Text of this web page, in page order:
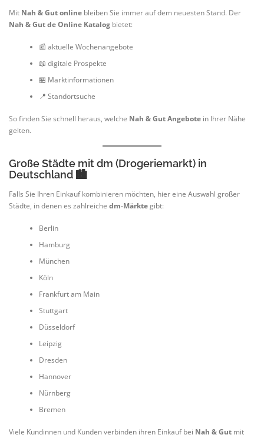
Mit Nah & Gut online bleiben Sie immer auf dem neuesten Stand. Der
Nah & Gut de Online Katalog bietet:
📰 aktuelle Wochenangebote
📖 digitale Prospekte
🏪 Marktinformationen
📍 Standortsuche
So finden Sie schnell heraus, welche Nah & Gut Angebote in Ihrer Nähe
gelten.
Große Städte mit dm (Drogeriemarkt) in
Deutschland 🏙️
Falls Sie Ihren Einkauf kombinieren möchten, hier eine Auswahl großer
Städte, in denen es zahlreiche dm-Märktegibt:
Berlin
Hamburg
München
Köln
Frankfurt am Main
Stuttgart
Düsseldorf
Leipzig
Dresden
Hannover
Nürnberg
Bremen
Viele Kundinnen und Kunden verbinden ihren Einkauf bei Nah & Gut mit